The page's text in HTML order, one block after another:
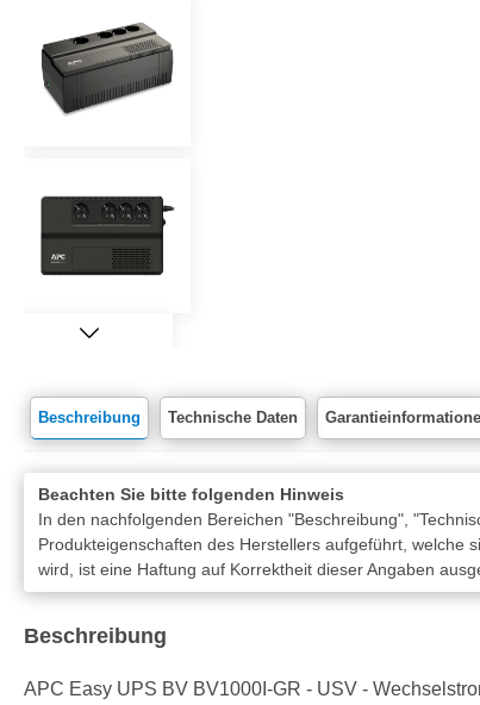
Beschreibung Technische Daten
Beachten Sie bitte folgenden Hinweis
In den nachfolgenden Bereichen "Beschreibung",
Produkteigenschaften des Herstellers aufgeführt, welche
wird, ist eine Haftung auf Korrektheit dieser Angaben
Beschreibung
APC Easy UPS BV BV1000I-GR - USV -